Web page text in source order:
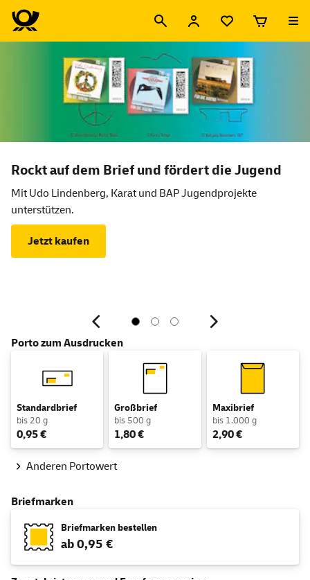
Willkommen im Shop der Deutschen Post
Rockt auf dem Brief und fördert die Jugend
Mit Udo Lindenberg, Karat und BAP Jugendprojekte
unterstützen.
Jetzt kaufen
Porto zum Ausdrucken
Standardbrief
bis 20 g
0,95 €
Großbrief
bis 500 g
1,80 €
Maxibrief
bis 1.000 g
2,90 €
Anderen Portowert
Briefmarken
Briefmarken bestellen
ab 0,95 €